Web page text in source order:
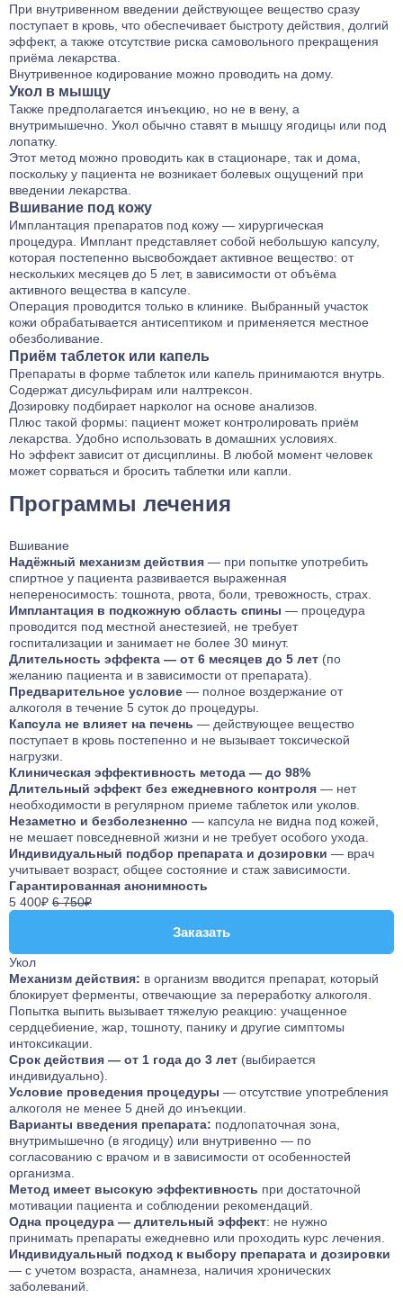
При внутривенном введении действующее вещество сразу
поступает в кровь, что обеспечивает быстроту действия, долгий
эффект, а также отсутствие риска самовольного прекращения
приёма лекарства.
Внутривенное кодирование можно проводить на дому.
Укол в мышцу
Также предполагается инъекцию, но не в вену, а
внутримышечно. Укол обычно ставят в мышцу ягодицы или под
лопатку.
Этот метод можно проводить как в стационаре, так и дома,
поскольку у пациента не возникает болевых ощущений при
введении лекарства.
Вшивание под кожу
Имплантация препаратов под кожу — хирургическая
процедура. Имплант представляет собой небольшую капсулу,
которая постепенно высвобождает активное вещество: от
нескольких месяцев до 5 лет, в зависимости от объёма
активного вещества в капсуле.
Операция проводится только в клинике. Выбранный участок
кожи обрабатывается антисептиком и применяется местное
обезболивание.
Приём таблеток или капель
Препараты в форме таблеток или капель принимаются внутрь.
Содержат дисульфирам или налтрексон.
Дозировку подбирает нарколог на основе анализов.
Плюс такой формы: пациент может контролировать приём
лекарства. Удобно использовать в домашних условиях.
Но эффект зависит от дисциплины. В любой момент человек
может сорваться и бросить таблетки или капли.
Программы лечения
Вшивание
Надёжный механизм действия — при попытке употребить
спиртное у пациента развивается выраженная
непереносимость: тошнота, рвота, боли, тревожность, страх.
Имплантация в подкожную область спины — процедура
проводится под местной анестезией, не требует
госпитализации и занимает не более 30 минут.
Длительность эффекта — от 6 месяцев до 5 лет (по
желанию пациента и в зависимости от препарата).
Предварительное условие — полное воздержание от
алкоголя в течение 5 суток до процедуры.
Капсула не влияет на печень — действующее вещество
поступает в кровь постепенно и не вызывает токсической
нагрузки.
Клиническая эффективность метода — до 98%
Длительный эффект без ежедневного контроля — нет
необходимости в регулярном приеме таблеток или уколов.
Незаметно и безболезненно — капсула не видна под кожей,
не мешает повседневной жизни и не требует особого ухода.
Индивидуальный подбор препарата и дозировки — врач
учитывает возраст, общее состояние и стаж зависимости.
Гарантированная анонимность
5 400₽ 6 750₽
Заказать
Заказать
Укол
Механизм действия: в организм вводится препарат, который
блокирует ферменты, отвечающие за переработку алкоголя.
Попытка выпить вызывает тяжелую реакцию: учащенное
сердцебиение, жар, тошноту, панику и другие симптомы
интоксикации.
Срок действия — от 1 года до 3 лет (выбирается
индивидуально).
Условие проведения процедуры — отсутствие употребления
алкоголя не менее 5 дней до инъекции.
Варианты введения препарата: подлопаточная зона,
внутримышечно (в ягодицу) или внутривенно — по
согласованию с врачом и в зависимости от особенностей
организма.
Метод имеет высокую эффективность при достаточной
мотивации пациента и соблюдении рекомендаций.
Одна процедура — длительный эффект: не нужно
принимать препараты ежедневно или проходить курс лечения.
Индивидуальный подход к выбору препарата и дозировки
— с учетом возраста, анамнеза, наличия хронических
заболеваний.